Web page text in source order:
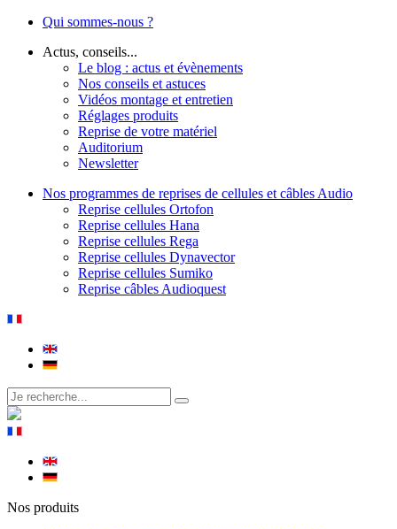
Qui sommes-nous ?
Actus, conseils...
Le blog : actus et évènements
Nos conseils et astuces
Vidéos montage et entretien
Réglages produits
Reprise de votre matériel
Auditorium
Newsletter
Nos programmes de reprises de cellules et câbles Audio
Reprise cellules Ortofon
Reprise cellules Hana
Reprise cellules Rega
Reprise cellules Dynavector
Reprise cellules Sumiko
Reprise câbles Audioquest
Nos produits